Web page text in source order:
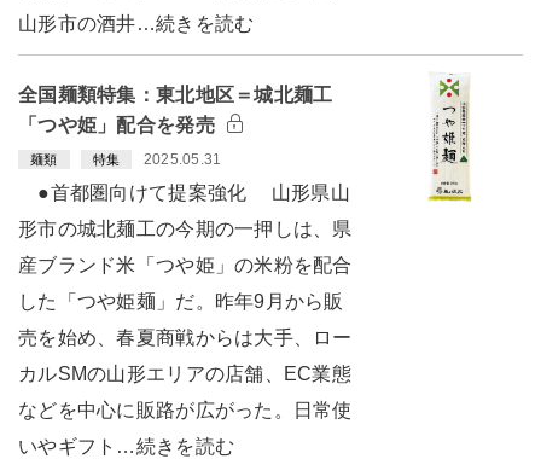
山形市の酒井…続きを読む
全国麺類特集：東北地区＝城北麺工
「つや姫」配合を発売
麺類 特集 2025.05.31
●首都圏向けて提案強化 山形県山
形市の城北麺工の今期の一押しは、県
産ブランド米「つや姫」の米粉を配合
した「つや姫麺」だ。昨年9月から販
売を始め、春夏商戦からは大手、ロー
カルSMの山形エリアの店舗、EC業態
などを中心に販路が広がった。日常使
いやギフト…続きを読む